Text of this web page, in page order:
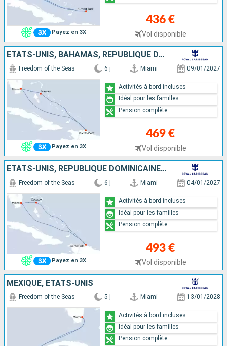
Payez en 3X
436 €
Vol disponible
ÉTATS-UNIS, BAHAMAS, RÉPUBLIQUE DOMINICAINE
Payez en 3X
Freedom of the Seas 6 j Miami 09/01/2027
469 €
Vol disponible
Activités à bord incluses
Idéal pour les familles
Pension complète
ÉTATS-UNIS, RÉPUBLIQUE DOMINICAINE, BAHAMAS
Payez en 3X
Freedom of the Seas 6 j Miami 04/01/2027
493 €
Vol disponible
Activités à bord incluses
Idéal pour les familles
Pension complète
MEXIQUE, ÉTATS-UNIS
Freedom of the Seas 5 j Miami 13/01/2028
Activités à bord incluses
Idéal pour les familles
Pension complète